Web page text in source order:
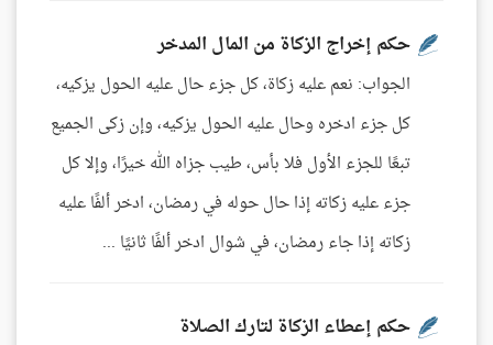
حكم إخراج الزكاة من المال المدخر
الجواب: نعم عليه زكاة، كل جزء حال عليه الحول يزكيه،
كل جزء ادخره وحال عليه الحول يزكيه، وإن زكى الجميع
تبعًا للجزء الأول فلا بأس، طيب جزاه الله خيرًا، وإلا كل
جزء عليه زكاته إذا حال حوله في رمضان، ادخر ألفًا عليه
زكاته إذا جاء رمضان، في شوال ادخر ألفًا ثانيًا ...
حكم إعطاء الزكاة لتارك الصلاة